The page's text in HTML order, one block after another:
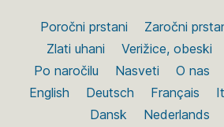
Poročni prstani Zaročni
Zlati uhani
Verižice, obeski
Po naročilu
Nasveti O nas
English
Deutsch Français
Dansk
Nederlands